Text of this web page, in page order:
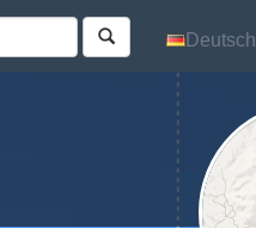
Deutsch
Deutsch